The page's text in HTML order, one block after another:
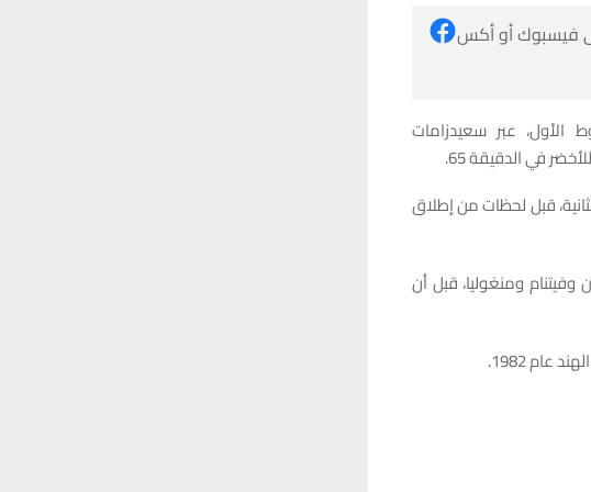
فيسبوك أو أكس
الأول، عبر سعيدزامات
قبل لحظات من إطلاق
ومنغوليا، قبل أن
عام 1982.